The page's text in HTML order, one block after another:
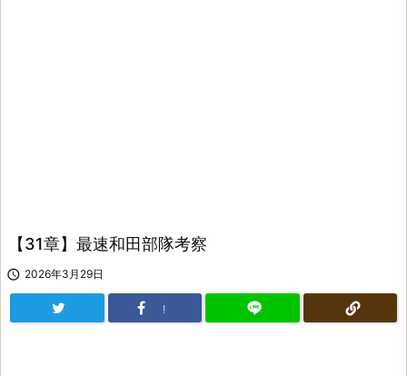
【31章】最速和田部隊考察
 2026年3月29日
!